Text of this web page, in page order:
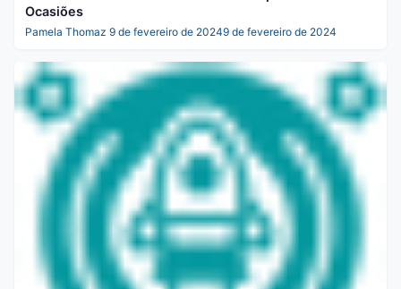
Ocasiões
Pamela Thomaz 9 de fevereiro de 20249 de fevereiro de 2024